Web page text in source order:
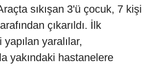
sıkışan 3'ü çocuk, 7 kişi
çıkarıldı. İlk
yaralılar,
yakındaki hastanelere